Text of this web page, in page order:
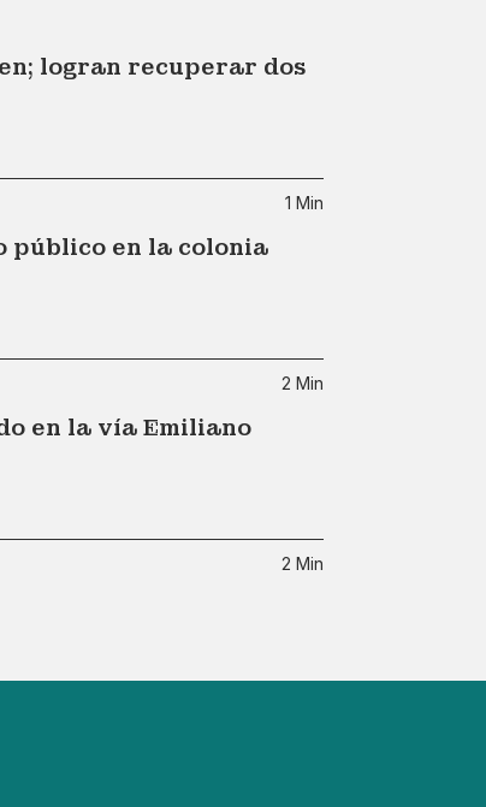
logran recuperar dos
1 Min
público en la colonia
2 Min
en la vía Emiliano
2 Min